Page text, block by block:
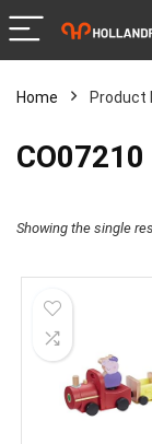
Home Product
‎CO07210
Showing the single